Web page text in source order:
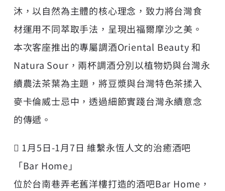
沐，以自然為主體的核心理念，致力將台灣食
材運用不同萃取手法，呈現出福爾摩沙之美。
本次客座推出的專屬調酒Oriental Beauty 和
Natura Sour，兩杯調酒分別以植物奶與台灣永
續農法茶葉為主題，將豆漿與台灣特色茶揉入
麥卡倫威士忌中，透過細節實踐台灣永續意念
的傳遞。
 1月5日-1月7日 維繫永恆人文的治癒酒吧
「Bar Home」
位於台南巷弄老舊洋樓打造的酒吧Bar Home，